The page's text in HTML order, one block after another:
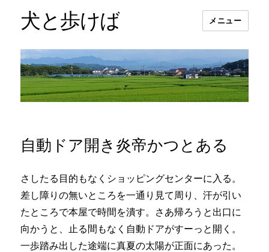
犬と歩けば メニュー
自動ドア開き炎帝かつとある
さしたる目的もなくショッピングセンターに入る。
差し障りの無いところを一通り見て周り、汗が引い
たところで本屋で時間を潰す。さあ帰ろうと出口に
向かうと、止る間もなく自動ドアがすーっと開く。
一歩踏み出した途端に真夏の太陽が正面にあった。